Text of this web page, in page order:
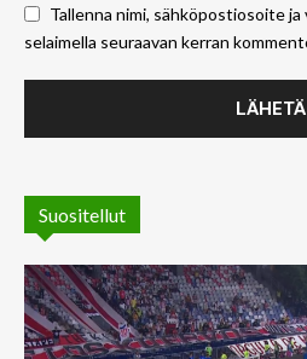
Tallenna nimi, sähköpostiosoite
selaimella seuraavan kerran
Suositellut